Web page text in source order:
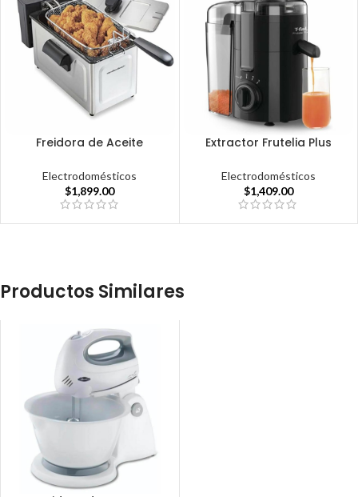
Freidora de Aceite
Electrodomésticos
$1,899.00
Extractor Frutelia Plus
Electrodomésticos
$1,409.00
Productos Similares